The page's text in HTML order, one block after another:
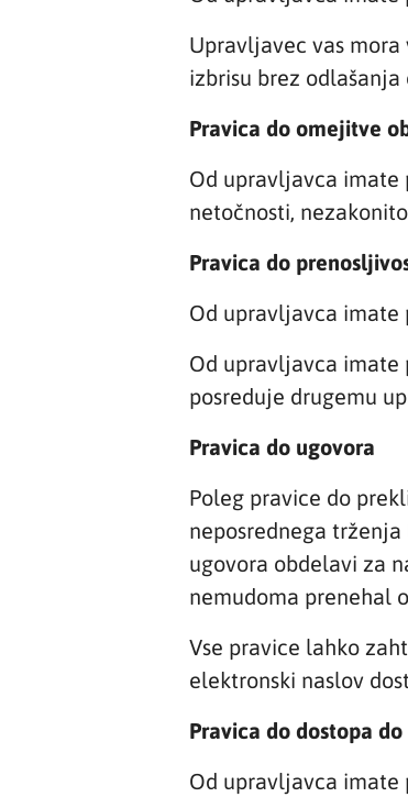
Upravljavec vas
izbrisu brez odlašanja
Pravica do omejitve
Od upravljavca imate
netočnosti,
Pravica do
Od upravljavca imate
Od upravljavca imate
posreduje drugemu
Pravica do ugovora
Poleg pravice do
neposrednega
ugovora obdelavi za
nemudoma prenehal
Vse pravice lahko
elektronski naslov
Pravica do dostopa
Od upravljavca imate